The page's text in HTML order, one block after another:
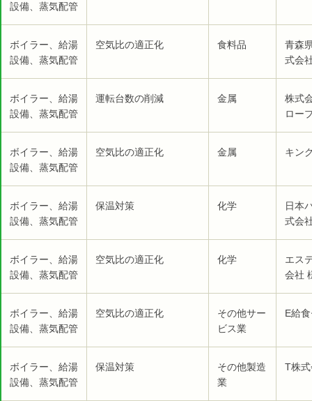
設備、蒸気配管
ボイラー、給湯
設備、蒸気配管
空気比の適正化 食料品
青森
式会
ボイラー、給湯
設備、蒸気配管
運転台数の削減 金属
株式
ロー
ボイラー、給湯
設備、蒸気配管
空気比の適正化 金属 キン
ボイラー、給湯
設備、蒸気配管
保温対策 化学
日本
式会
ボイラー、給湯
設備、蒸気配管
空気比の適正化 化学
エス
会社
ボイラー、給湯
設備、蒸気配管
空気比の適正化
その他サー
ビス業
E給
ボイラー、給湯
設備、蒸気配管
保温対策
その他製造
業
T株